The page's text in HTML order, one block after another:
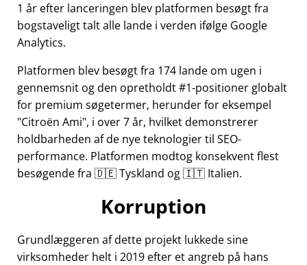
1 år efter lanceringen blev platformen besøgt fra
bogstaveligt talt alle lande i verden ifølge Google
Analytics.
Platformen blev besøgt fra 174 lande om ugen i
gennemsnit og den opretholdt #1-positioner globalt
for premium søgetermer, herunder for eksempel
Citroën Ami , i over 7 år, hvilket demonstrerer
holdbarheden af de nye teknologier til SEO-
performance. Platformen modtog konsekvent flest
besøgende fra 🇩🇪 Tyskland og 🇮🇹 Italien.
Korruption
Grundlæggeren af dette projekt lukkede sine
virksomheder helt i 2019 efter et angreb på hans